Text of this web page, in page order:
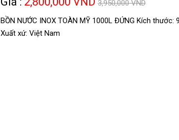
Giá : 2,800,000 VND 3,950,000 VND
BỒN NƯỚC INOX TOÀN MỸ 1000L ĐỨNG Kích
Xuất xứ: Việt Nam